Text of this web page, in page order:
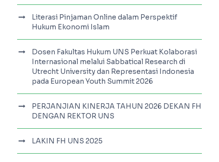
Literasi Pinjaman Online dalam Perspektif
Hukum Ekonomi Islam
Dosen Fakultas Hukum UNS Perkuat Kolaborasi
Internasional melalui Sabbatical Research di
Utrecht University dan Representasi Indonesia
pada European Youth Summit 2026
PERJANJIAN KINERJA TAHUN 2026 DEKAN FH
DENGAN REKTOR UNS
LAKIN FH UNS 2025